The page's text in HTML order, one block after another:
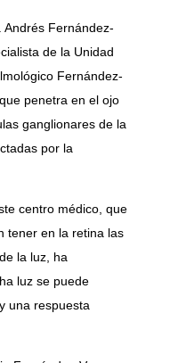
Andrés Fernández-
de la Unidad
Fernández-
penetra en el ojo
ganglionares de la
por la
centro médico, que
tener en la retina las
la luz, ha
luz se puede
una respuesta